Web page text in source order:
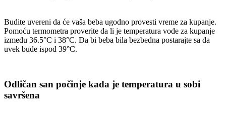
Budite uvereni da će vaša beba ugodno provesti vreme za kupanje.
Pomoću termometra proverite da li je temperatura vode za kupanje
između 36.5°C i 38°C. Da bi beba bila bezbedna postarajte sa da
uvek bude ispod 39°C.
Odličan san počinje kada je temperatura u sobi
savršena